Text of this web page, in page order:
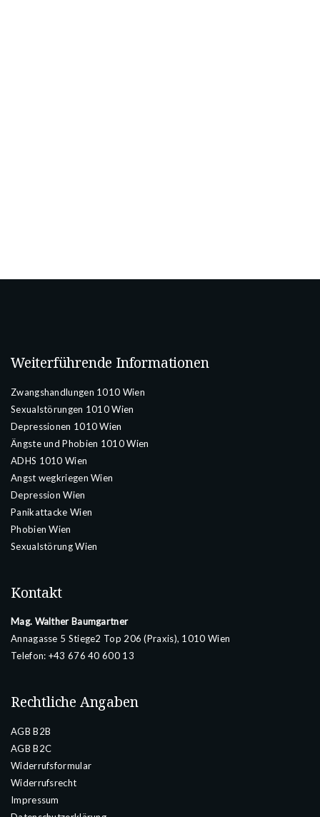
Weiterführende Informationen
Zwangshandlungen 1010 Wien
Sexualstörungen 1010 Wien
Depressionen 1010 Wien
Ängste und Phobien 1010 Wien
ADHS 1010 Wien
Angst wegkriegen Wien
Depression Wien
Panikattacke Wien
Phobien Wien
Sexualstörung Wien
Kontakt
Mag. Walther Baumgartner
Annagasse 5 Stiege2 Top 206 (Praxis), 1010 Wien
Telefon: +43 676 40 600 13
Rechtliche Angaben
AGB B2B
AGB B2C
Widerrufsformular
Widerrufsrecht
Impressum